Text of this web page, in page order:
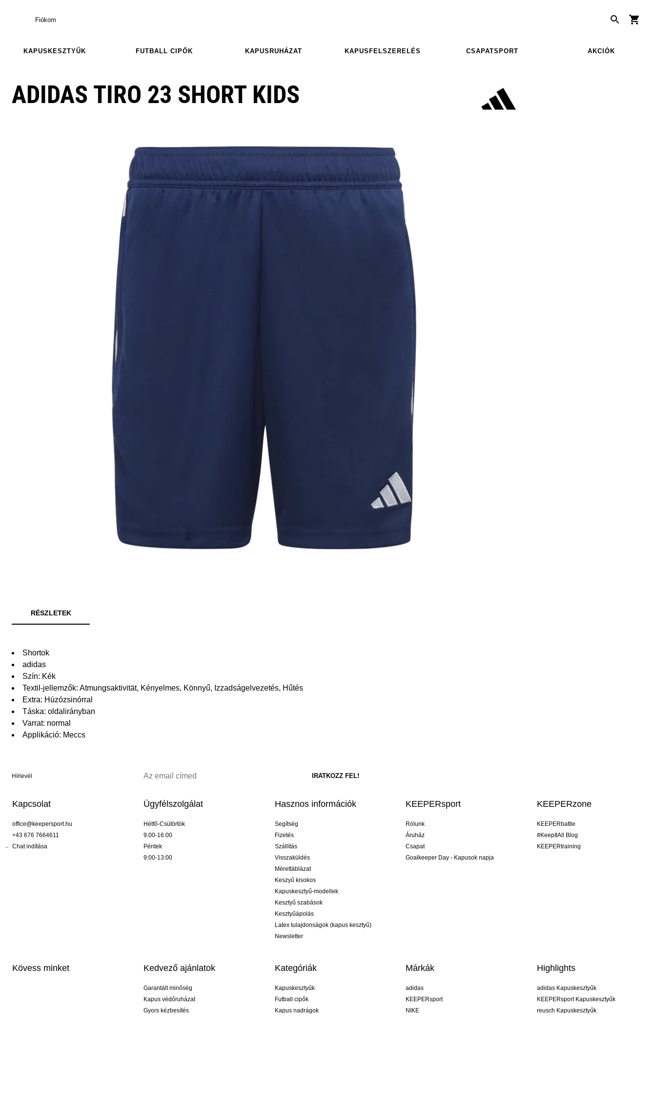
Fiókom
KAPUSKESZTYŰK FUTBALL CIPŐK KAPUSRUHÁZAT KAPUSFELSZERELÉS CSAPATSPORT AKCIÓK
ADIDAS TIRO 23 SHORT KIDS
RÉSZLETEK
Shortok
adidas
Szín: Kék
Textil-jellemzők: Atmungsaktivität, Kényelmes, Könnyű, Izzadságelvezetés, Hűtés
Extra: Húzózsinórral
Táska: oldalirányban
Varrat: normal
Applikáció: Meccs
Hírlevél
Kapcsolat
office@keepersport.hu
+43 676 7664611
Chat indítása
Ügyfélszolgálat
Hétfő-Csütörtök
9:00-16:00
Péntek
9:00-13:00
Hasznos információk
Segítség
Fizetés
Szállítás
Visszaküldés
Mérettáblázat
Keszyű kisokos
Kapuskesztyű-modellek
Kesztyű szabások
Kesztyűápolás
Latex tulajdonságok (kapus kesztyű)
Newsletter
KEEPERsport
Rólunk
Áruház
Csapat
Goalkeeper Day - Kapusok napja
KEEPERzone
KEEPERbattle
#KeepItAll Blog
KEEPERtraining
Kövess minket Kedvező ajánlatok
Garantált minőség
Kapus védőruházat
Gyors kézbesítés
Kategóriák
Kapuskesztyűk
Futball cipők
Kapus nadrágok
Márkák
adidas
KEEPERsport
NIKE
Highlights
adidas Kapuskesztyűk
KEEPERsport Kapuskesztyűk
reusch Kapuskesztyűk